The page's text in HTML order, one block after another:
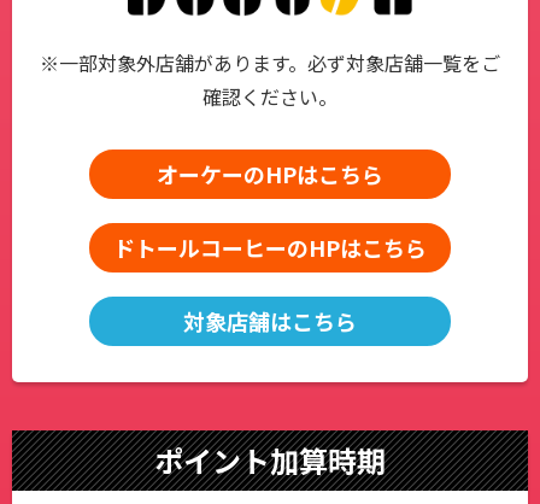
※一部対象外店舗があります。必ず対象店舗一覧をご
確認ください。
オーケーのHPはこちら
ドトールコーヒーのHPはこちら
対象店舗はこちら
ポイント加算時期